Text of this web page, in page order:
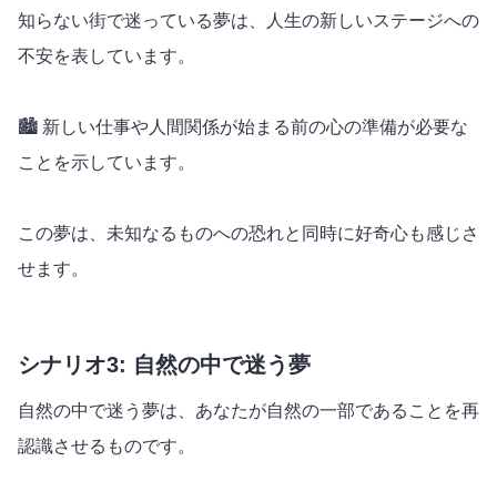
知らない街で迷っている夢は、人生の新しいステージへの
不安を表しています。
🏙️ 新しい仕事や人間関係が始まる前の心の準備が必要な
ことを示しています。
この夢は、未知なるものへの恐れと同時に好奇心も感じさ
せます。
シナリオ3: 自然の中で迷う夢
自然の中で迷う夢は、あなたが自然の一部であることを再
認識させるものです。